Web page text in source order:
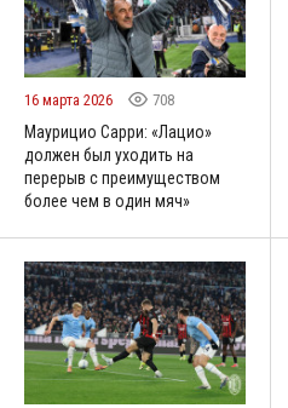
16 марта 2026 708
Маурицио Сарри: «Лацио»
должен был уходить на
перерыв с преимуществом
более чем в один мяч»